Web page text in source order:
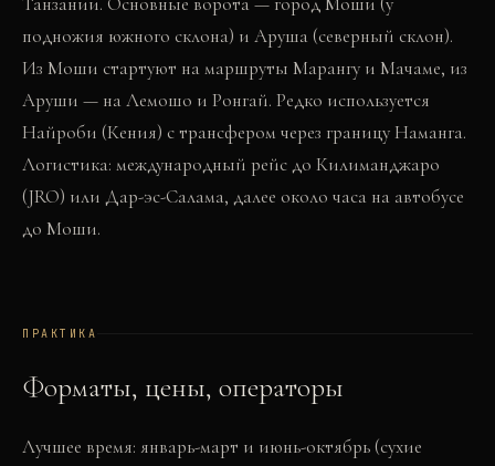
подножия южного склона) и Аруша (северный склон).
Из Моши стартуют на маршруты Марангу и Мачаме, из
Аруши — на Лемошо и Ронгай. Редко используется
Найроби (Кения) с трансфером через границу Наманга.
Логистика: международный рейс до Килиманджаро
(JRO) или Дар-эс-Салама, далее около часа на автобусе
до Моши.
ПРАКТИКА
Форматы, цены, операторы
Лучшее время: январь-март и июнь-октябрь (сухие